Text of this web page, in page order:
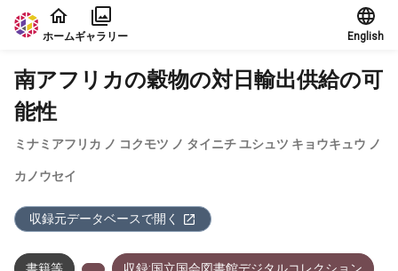
本文に飛ぶ
ホームギャラリー English
南アフリカの穀物の対日輸出供給の可
能性
ミナミアフリカ ノ コクモツ ノ タイニチ ユシュツ キョウキュウ ノ
カノウセイ
収録元データベースで開く